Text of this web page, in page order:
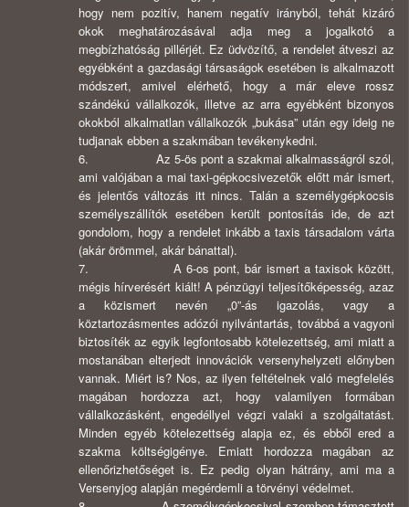
hogy nem pozitív, hanem negatív irányból, tehát kizáró
okok meghatározásával adja meg a jogalkotó a
megbízhatóság pillérjét. Ez üdvözítő, a rendelet átveszi az
egyébként a gazdasági társaságok esetében is alkalmazott
módszert, amivel elérhető, hogy a már eleve rossz
szándékú vállalkozók, illetve az arra egyébként bizonyos
okokból alkalmatlan vállalkozók „bukása” után egy ideig ne
tudjanak ebben a szakmában tevékenykedni.
6. Az 5-ös pont a szakmai alkalmasságról szól,
ami valójában a mai taxi-gépkocsivezetők előtt már ismert,
és jelentős változás itt nincs. Talán a személygépkocsis
személyszállítók esetében került pontosítás ide, de azt
gondolom, hogy a rendelet inkább a taxis társadalom várta
(akár örömmel, akár bánattal).
7. A 6-os pont, bár ismert a taxisok között,
mégis hírverésért kiált! A pénzügyi teljesítőképesség, azaz
a közismert nevén „0”-ás igazolás, vagy a
köztartozásmentes adózói nyilvántartás, továbbá a vagyoni
biztosíték az egyik legfontosabb kötelezettség, ami miatt a
mostanában elterjedt innovációk versenyhelyzeti előnyben
vannak. Miért is? Nos, az ilyen feltételnek való megfelelés
magában hordozza azt, hogy valamilyen formában
vállalkozásként, engedéllyel végzi valaki a szolgáltatást.
Minden egyéb kötelezettség alapja ez, és ebből ered a
szakma költségigénye. Emiatt hordozza magában az
ellenőrizhetőséget is. Ez pedig olyan hátrány, ami ma a
Versenyjog alapján megérdemli a törvényi védelmet.